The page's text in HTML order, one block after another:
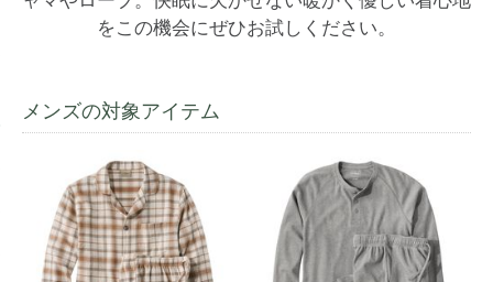
をこの機会にぜひお試しください。
メンズの対象アイテム